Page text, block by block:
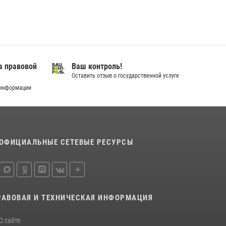
18 июля 2026, 11:25
правовой
Ваш контроль!
Оставить отзыв о государственной услуге
СЕТЕВЫЕ РЕСУРСЫ
И ТЕХНИЧЕСКАЯ ИНФОРМАЦИЯ
О сайте